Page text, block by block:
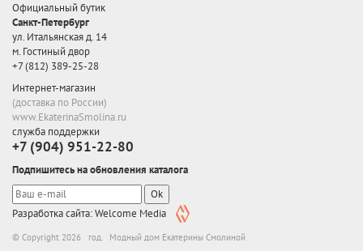
Официальный бутик
Санкт-Петербург
ул. Итальянская д. 14
м. Гостиный двор
+7 (812) 389-25-28
Интернет-магазин
(доставка по России)
www.EkaterinaSmolina.ru
служба поддержки
+7 (904) 951-22-80
Подпишитесь на обновления каталога
Ok
Разработка сайта: Welcome Media
© Copyright 2026 год. Модный дом Екатерины Смолиной